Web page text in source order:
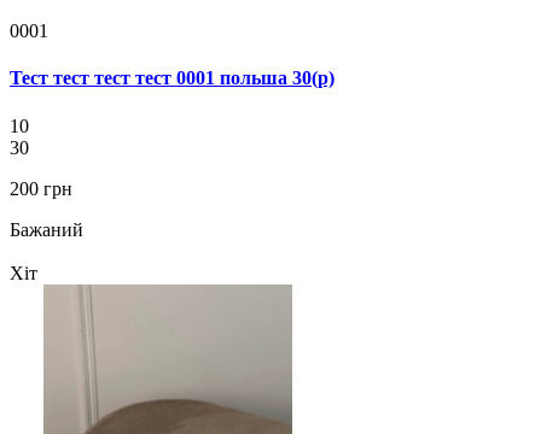
0001
Тест тест тест тест 0001 польша 30(р)
10
30
200 грн
Бажаний
Хіт